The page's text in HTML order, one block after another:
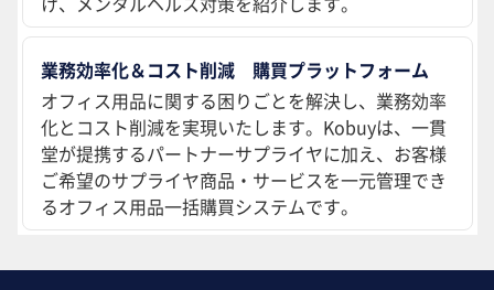
業務効率化＆コスト削減 購買プラットフォーム
オフィス用品に関する困りごとを解決し、業務効率
化とコスト削減を実現いたします。Kobuyは、一貫
堂が提携するパートナーサプライヤに加え、お客様
ご希望のサプライヤ商品・サービスを一元管理でき
るオフィス用品一括購買システムです。